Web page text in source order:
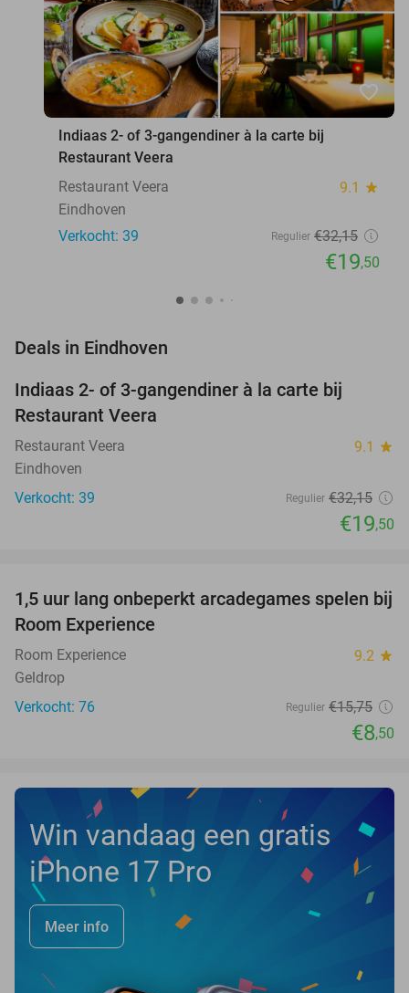
favorite_border
Indiaas 2- of 3-gangendiner à la carte bij
Restaurant Veera
Restaurant Veera
9.1 star
Eindhoven
Verkocht: 39
Regulier €32,15
€19,50
Deals in Eindhoven
TODAY
Indiaas 2- of 3-gangendiner à la carte bij
Restaurant Veera
Restaurant Veera 9.1 star
Eindhoven
Verkocht: 39
Regulier €32,15
€19,50
46%
TODAY
1,5 uur lang onbeperkt arcadegames spelen bij
Room Experience
Room Experience 9.2 star
Geldrop
Verkocht: 76
Regulier €15,75
€8,50
Win vandaag een gratis
iPhone 17 Pro
Meer info